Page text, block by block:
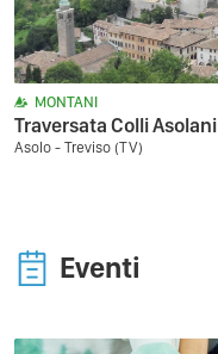
MONTANI
Traversata Colli Asolani
Asolo - Treviso (TV)
Eventi